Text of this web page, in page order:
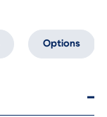
Options